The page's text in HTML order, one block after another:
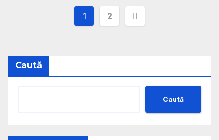
Paginație
1 2
Caută
Caută